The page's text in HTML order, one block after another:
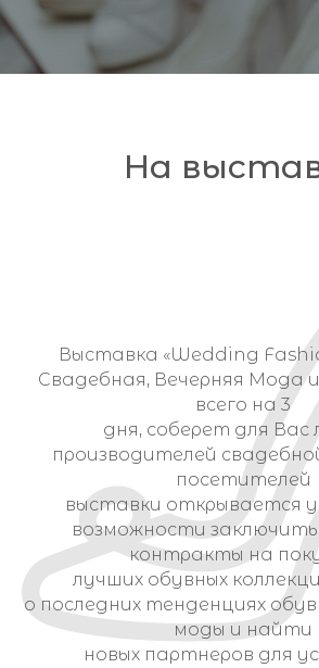
На
Выставка «Wedding
Свадебная, Вечерняя Мода и
всего на 3
дня, соберет для Вас
производителей
посетителей
выставки открывается
возможности
контракты на
лучших обувных
о последних тенденциях
моды и найти
новых партнеров для
СВАДЕБНЫЕ АКСЕССУАРЫ